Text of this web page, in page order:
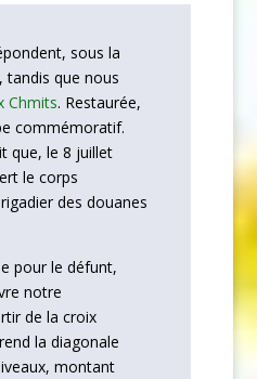
sous la
tandis que nous
Chmits. Restaurée,
commémoratif.
que, le 8 juillet
le corps
des douanes
pour le défunt,
notre
de la croix
la diagonale
montant